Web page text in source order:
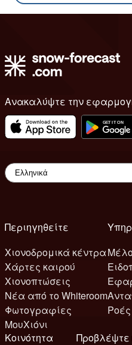
Ανακαλύψτε την
Περιηγηθείτε
Χιονοδρομικά κέντρα
Χάρτες καιρού
Χιονοπτώσεις
Νέα από το Whiteroom
Φωτογραφίες
ΜουΧιόνι
Κοινότητα